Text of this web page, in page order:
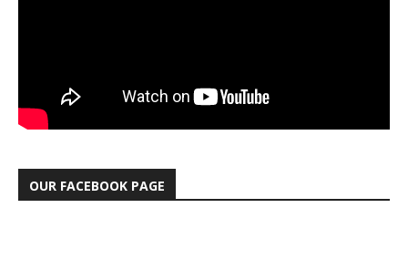
OUR FACEBOOK PAGE